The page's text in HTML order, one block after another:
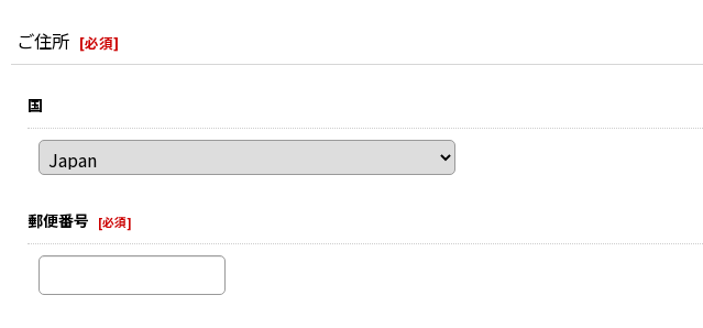
ご住所 [必須]
国
郵便番号 [必須]